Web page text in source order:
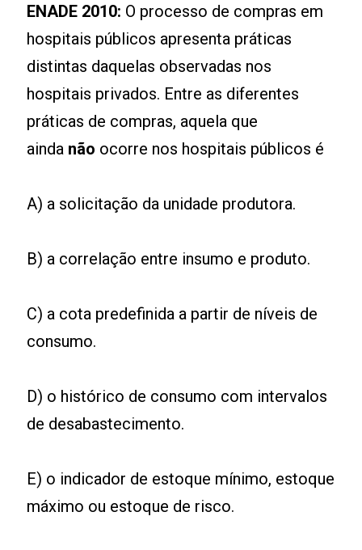
ENADE 2010: O processo de compras em
hospitais públicos apresenta práticas
distintas daquelas observadas nos
hospitais privados. Entre as diferentes
práticas de compras, aquela que
ainda não ocorre nos hospitais públicos é
A) a solicitação da unidade produtora.
B) a correlação entre insumo e produto.
C) a cota predefinida a partir de níveis de
consumo.
D) o histórico de consumo com intervalos
de desabastecimento.
E) o indicador de estoque mínimo, estoque
máximo ou estoque de risco.